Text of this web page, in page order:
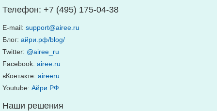
Телефон: +7 (495) 175-04-38
E-mail: support@airee.ru
Блог: айри.рф/blog/
Twitter: @airee_ru
Facebook: airee.ru
вКонтакте: aireeru
Youtube: Айри РФ
Наши решения